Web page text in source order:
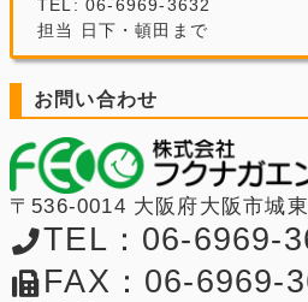
TEL: 06-6969-3632
担当 日下・頓田まで
お問い合わせ
〒536-0014 大阪府大阪市城
TEL：06-6969-
FAX：06-6969-